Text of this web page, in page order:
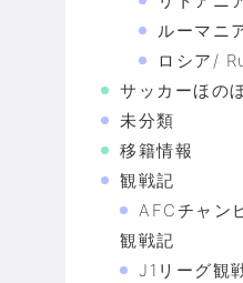
ルーマニ
ロシア/
サッカーほの
未分類
移籍情報
観戦記
AFCチャン
観戦記
J1リーグ観